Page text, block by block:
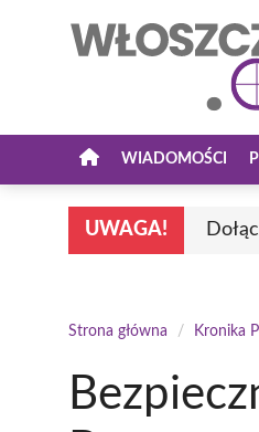
WIADOMOŚCI
UWAGA!
Strona główna / Kronika